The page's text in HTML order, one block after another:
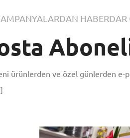
HABERDAR
ürünlerden ve özel günlerden e-